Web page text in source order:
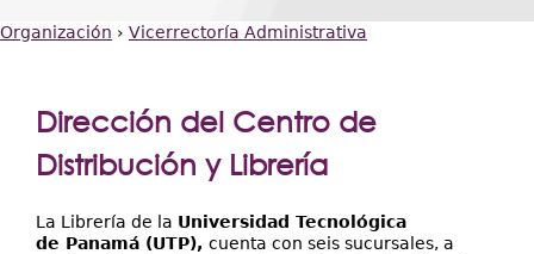
Investigación
Extensión
Facultades
Centros Regionales
está
aquí
Organización › Vicerrectoría Administrativa
Dirección del Centro de
Distribución y Librería
La Librería de la Universidad Tecnológica
de Panamá (UTP), cuenta con seis sucursales, a